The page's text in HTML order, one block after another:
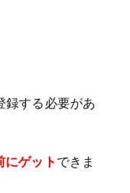
する必要があ
にゲット できま